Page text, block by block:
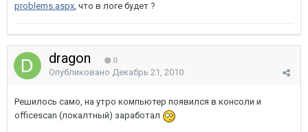
problems.aspx, что в логе будет ?
dragon 0
Опубликовано Декабрь 21, 2010
Решилось само, на утро компьютер появился в консоли и
officescan (локалтный) заработал